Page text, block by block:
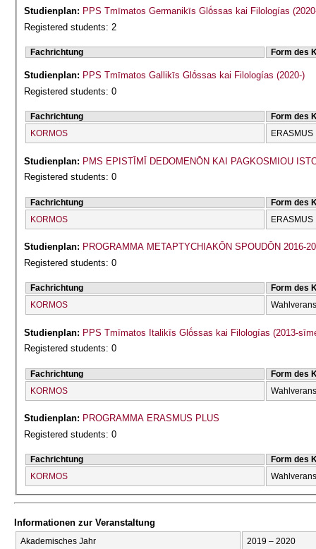
Studienplan: PPS Tmīmatos Germanikīs Glṓssas kai Filologías
Registered students: 2
Fachrichtung Form des
Studienplan: PPS Tmīmatos Gallikīs Glṓssas kai Filologías (2020-)
Registered students: 0
Fachrichtung
Form des
KORMOS
ERASMUS
Studienplan: PMS EPISTĪMĪ DEDOMENŌN KAI PAGKOSMIOU
Registered students: 0
Fachrichtung
Form des
KORMOS
ERASMUS
Studienplan: PROGRAMMA METAPTYCΗIAKŌN SPOUDŌN 2016-
Registered students: 0
Fachrichtung
Form des
KORMOS
Studienplan: PPS Tmīmatos Italikīs Glṓssas kai Filologías (2013-
Registered students: 0
Fachrichtung
Form des
KORMOS
Studienplan: PROGRAMMA ERASMUS PLUS
Registered students: 0
Fachrichtung
Form des
KORMOS
Informationen zur Veranstaltung
Akademisches Jahr 2019 – 2020